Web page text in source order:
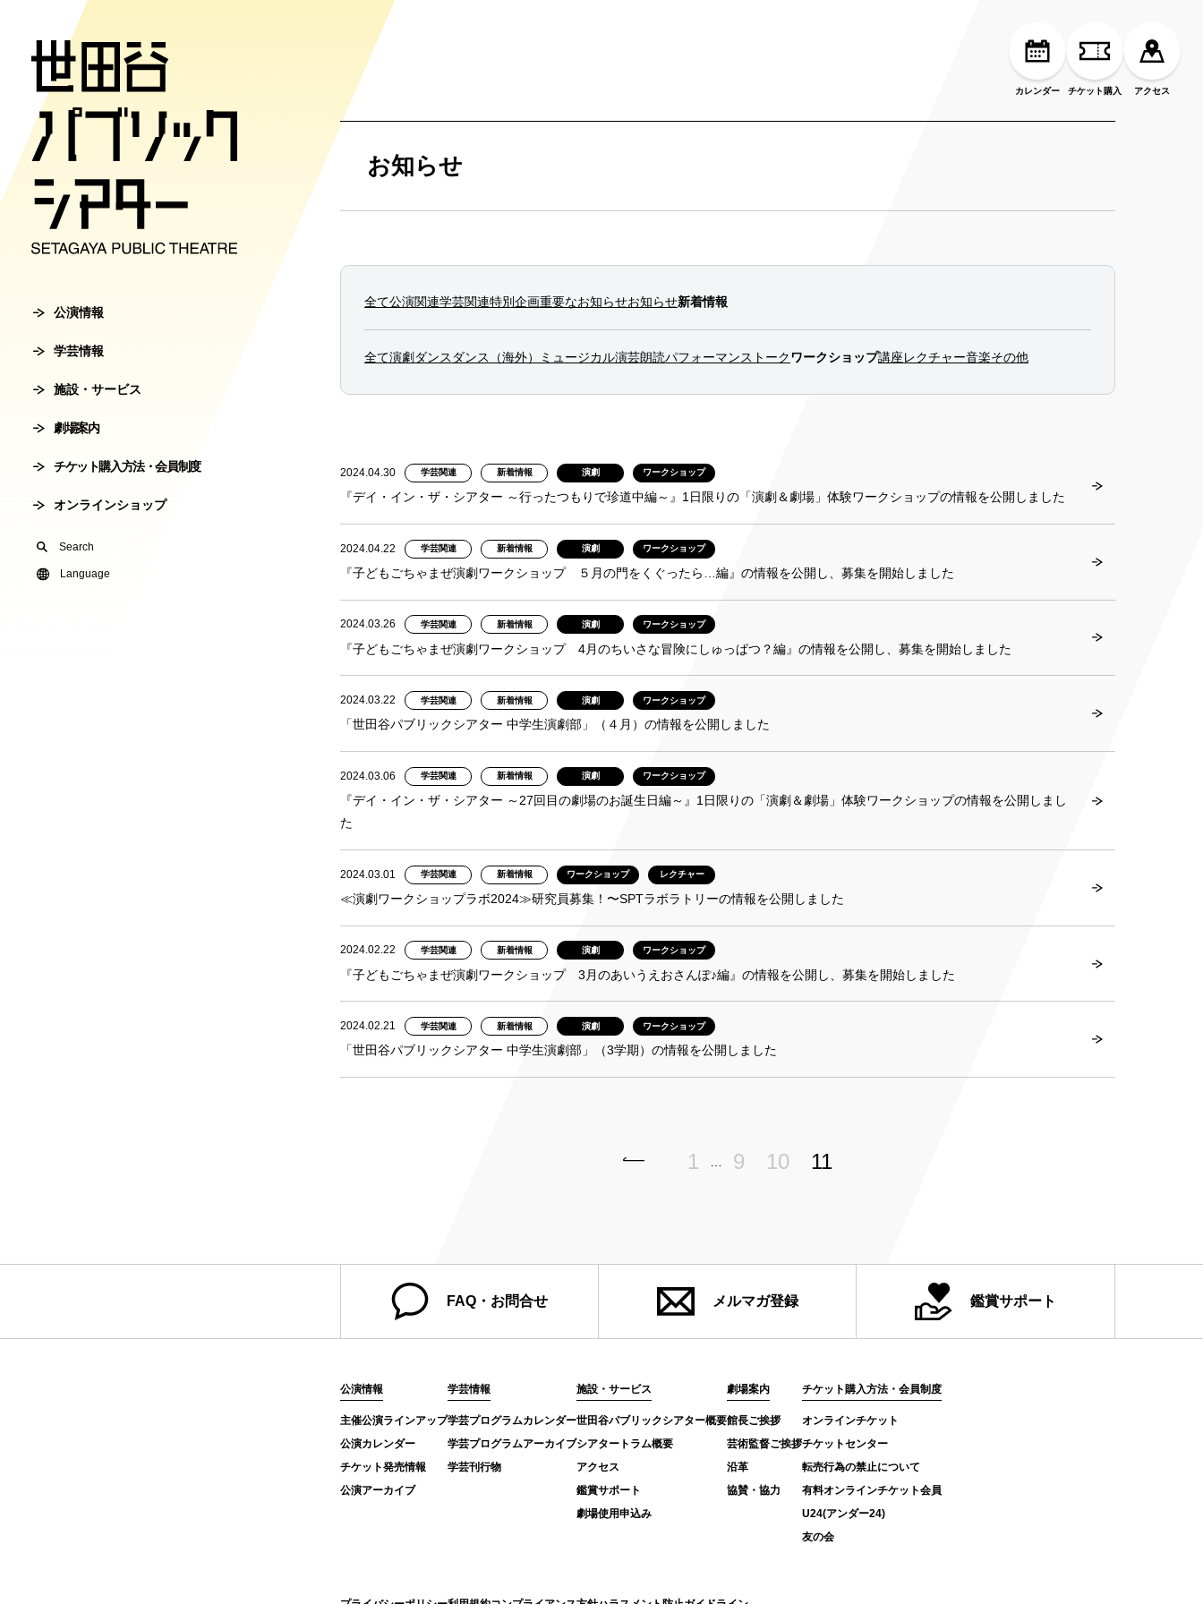
公演情報
公演情報
主催公演ラインアップ
公演カレンダー
チケット発売情報
公演アーカイブ
学芸情報
学芸情報
学芸プログラムカレンダー
学芸プログラムアーカイブ
学芸刊行物
施設・サービス
施設・サービス
世田谷パブリックシアター概要
シアタートラム概要
鑑賞サポート
劇場案内
劇場案内
館長ご挨拶
芸術監督ご挨拶
協賛・協力
チケット購入方法・会員制度
チケット購入方法・会員制度
チケット購入方法
オンラインチケット
転売行為の禁止について
有料オンラインチケット会員
友の会
オンラインショップ
Search
Language
カレンダー チケット購入 アクセス
お知らせ
全て公演関連学芸関連特別企画重要なお知らせお知らせ新着情報
全て演劇 ダンス ダンス（海外） ミュージカル演芸朗読パフォーマンス トークワークショップ講座レクチャー音楽その他
2024.04.30 学芸関連 新着情報 演劇 ワークショップ
『デイ・イン・ザ・シアター ～行ったつもりで珍道中編～』1日限りの「演劇＆劇場」体験ワークショップの情報を公開しました
2024.04.22 学芸関連 新着情報 演劇 ワークショップ
『子どもごちゃまぜ演劇ワークショップ ５月の門をくぐったら…編』の情報を公開し、募集を開始しました
2024.03.26 学芸関連 新着情報 演劇 ワークショップ
『子どもごちゃまぜ演劇ワークショップ 4月のちいさな冒険にしゅっぱつ？編』の情報を公開し、募集を開始しました
2024.03.22 学芸関連 新着情報 演劇 ワークショップ
「世田谷パブリックシアター 中学生演劇部」（４月）の情報を公開しました
2024.03.06 学芸関連 新着情報 演劇 ワークショップ
『デイ・イン・ザ・シアター ～27回目の劇場のお誕生日編～』1日限りの「演劇＆劇場」体験ワークショップの情報を公開しまし
た
2024.03.01 学芸関連 新着情報 ワークショップ レクチャー
≪演劇ワークショップラボ2024≫研究員募集！〜SPTラボラトリーの情報を公開しました
2024.02.22 学芸関連 新着情報 演劇 ワークショップ
『子どもごちゃまぜ演劇ワークショップ 3月のあいうえおさんぽ♪編』の情報を公開し、募集を開始しました
2024.02.21 学芸関連 新着情報 演劇 ワークショップ
「世田谷パブリックシアター 中学生演劇部」（3学期）の情報を公開しました
1 … 9 10 11
FAQ・お問合せ メルマガ登録 鑑賞サポート
公演情報
主催公演ラインアップ
公演カレンダー
チケット発売情報
公演アーカイブ
学芸情報
学芸プログラムカレンダー
学芸プログラムアーカイブ
学芸刊行物
施設・サービス
世田谷パブリックシアター概要
シアタートラム概要
アクセス
鑑賞サポート
劇場使用申込み
劇場案内
館長ご挨拶
芸術監督ご挨拶
沿革
協賛・協力
チケット購入方法・会員制度
オンラインチケット
チケットセンター
転売行為の禁止について
有料オンラインチケット会員
U24(アンダー24)
友の会